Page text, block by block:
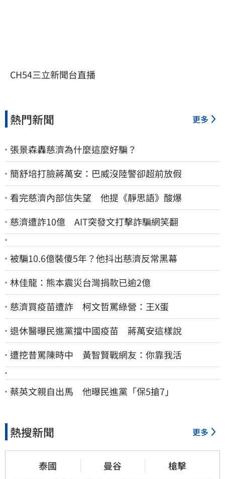
CH54三立新聞台直播
熱門新聞 更多
張景森轟慈濟為什麼這麼好騙？
簡舒培打臉蔣萬安：巴威沒陸警卻超前放假
看完慈濟內部信失望 他提《靜思語》酸爆
慈濟遭詐10億 AIT突發文打擊詐騙網笑翻
被騙10.6億裝傻5年？他抖出慈濟反常黑幕
林佳龍：熊本震災台灣捐款已逾2億
慈濟買疫苗遭詐 柯文哲罵綠營：王X蛋
退休醫曝民進黨擋中國疫苗 蔣萬安這樣說
遭挖昔罵陳時中 黃智賢戰網友：你靠我活
蔡英文親自出馬 他曝民進黨「保5搶7」
熱搜新聞 更多
泰國 曼谷 槍擊